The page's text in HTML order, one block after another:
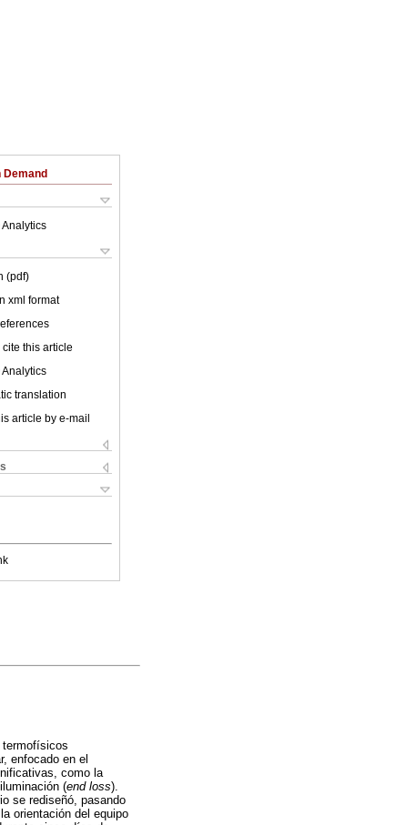
Analytics
(pdf)
xml format
cite this article
Analytics
translation
article by e-mail
termofísicos
enfocado en el
como la
(end loss).
se rediseñó, pasando
orientación del equipo